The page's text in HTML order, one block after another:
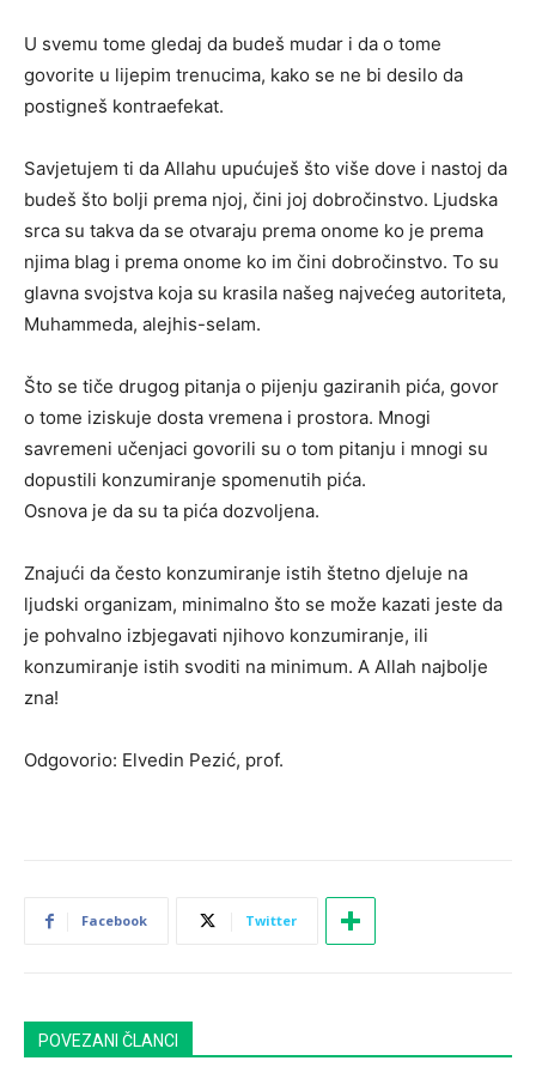
U svemu tome gledaj da budeš mudar i da o tome
govorite u lijepim trenucima, kako se ne bi desilo da
postigneš kontraefekat.
Savjetujem ti da Allahu upućuješ što više dove i nastoj da
budeš što bolji prema njoj, čini joj dobročinstvo. Ljudska
srca su takva da se otvaraju prema onome ko je prema
njima blag i prema onome ko im čini dobročinstvo. To su
glavna svojstva koja su krasila našeg najvećeg autoriteta,
Muhammeda, alejhis-selam.
Što se tiče drugog pitanja o pijenju gaziranih pića, govor
o tome iziskuje dosta vremena i prostora. Mnogi
savremeni učenjaci govorili su o tom pitanju i mnogi su
dopustili konzumiranje spomenutih pića.
Osnova je da su ta pića dozvoljena.
Znajući da često konzumiranje istih štetno djeluje na
ljudski organizam, minimalno što se može kazati jeste da
je pohvalno izbjegavati njihovo konzumiranje, ili
konzumiranje istih svoditi na minimum. A Allah najbolje
zna!
Odgovorio: Elvedin Pezić, prof.
Facebook Twitter
POVEZANI ČLANCI